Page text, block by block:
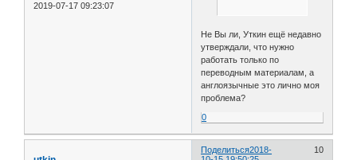
2019-07-17 09:23:07
Не Вы ли, Уткин ещё недавно
утверждали, что нужно
работать только по
переводным материалам, а
англоязычные это лично моя
проблема?
0
Поделиться 10
2018-